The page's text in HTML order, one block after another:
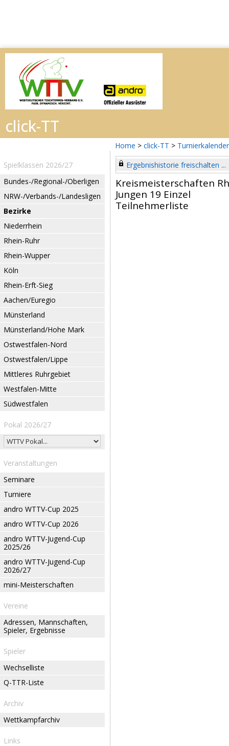
Home > click-TT > Turnierkalender
Spielklassen 2026/27
Bundes-/Regional-/Oberligen
NRW-/Verbands-/Landesligen
Bezirke
Niederrhein
Rhein-Ruhr
Rhein-Wupper
Köln
Rhein-Erft-Sieg
Aachen/Euregio
Münsterland
Münsterland/Hohe Mark
Ostwestfalen-Nord
Ostwestfalen/Lippe
Mittleres Ruhrgebiet
Westfalen-Mitte
Südwestfalen
Pokal 2026/27
Veranstaltungen
Seminare
Turniere
andro WTTV-Cup 2025
andro WTTV-Cup 2026
andro WTTV-Jugend-Cup
2025/26
andro WTTV-Jugend-Cup
2026/27
mini-Meisterschaften
Vereine
Adressen, Mannschaften,
Spieler, Ergebnisse
Spieler
Wechselliste
Q-TTR-Liste
Archiv
Wettkampfarchiv
Links
Ergebnishistorie freischalten ...
Kreismeisterschaften
Jungen 19 Einzel
Teilnehmerliste